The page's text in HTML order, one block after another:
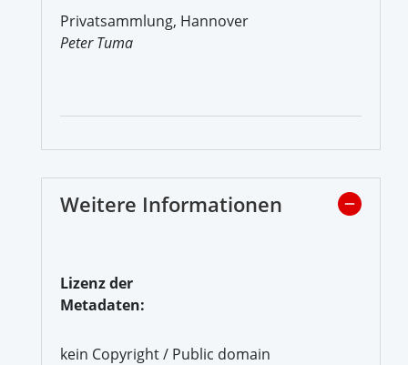
Privatsammlung, Hannover
Peter Tuma
Weitere Informationen
Lizenz der
Metadaten:
kein Copyright / Public domain